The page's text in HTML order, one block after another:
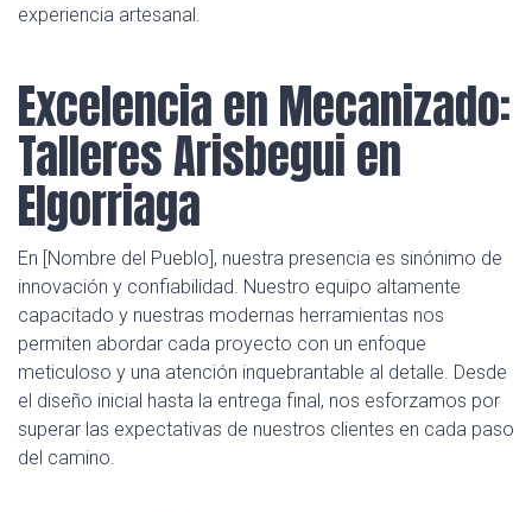
experiencia artesanal.
Excelencia en Mecanizado:
Talleres Arisbegui en
Elgorriaga
En [Nombre del Pueblo], nuestra presencia es sinónimo de
innovación y confiabilidad. Nuestro equipo altamente
capacitado y nuestras modernas herramientas nos
permiten abordar cada proyecto con un enfoque
meticuloso y una atención inquebrantable al detalle. Desde
el diseño inicial hasta la entrega final, nos esforzamos por
superar las expectativas de nuestros clientes en cada paso
del camino.